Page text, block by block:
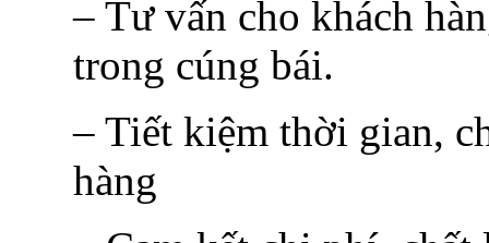
– Tư vấn cho khách
trong cúng bái.
– Tiết kiệm thời gian,
hàng